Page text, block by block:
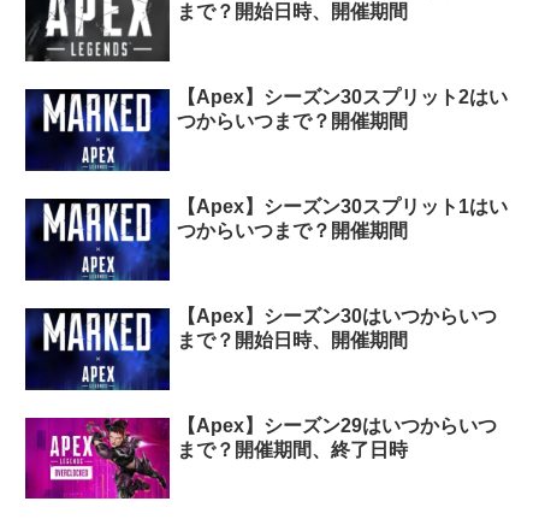
まで？開始日時、開催期間
【Apex】シーズン30スプリット2はい
つからいつまで？開催期間
【Apex】シーズン30スプリット1はい
つからいつまで？開催期間
【Apex】シーズン30はいつからいつ
まで？開始日時、開催期間
【Apex】シーズン29はいつからいつ
まで？開催期間、終了日時